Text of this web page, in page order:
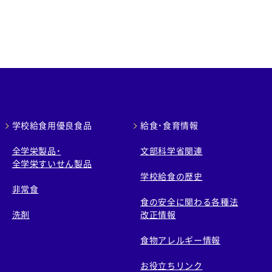
学校給食用優良食品
全学栄製品・
全学栄すいせん製品
非常食
洗剤
給食・食育情報
文部科学省関連
学校給食の歴史
食の安全に関わる各種法
改正情報
食物アレルギー情報
お役立ちリンク